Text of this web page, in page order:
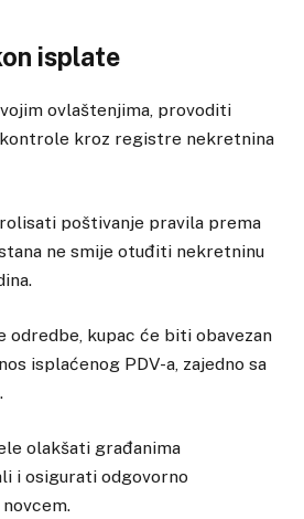
isplate
ovlaštenjima, provoditi
kontrole kroz registre nekretnina
poštivanje pravila prema
ne smije otuđiti nekretninu
odredbe, kupac će biti obavezan
isplaćenog PDV-a, zajedno sa
olakšati građanima
i osigurati odgovorno